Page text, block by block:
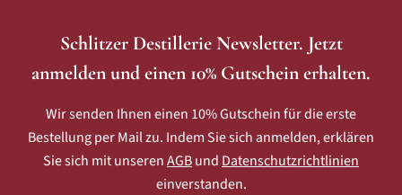
Schlitzer Destillerie Newsletter. Jetzt
anmelden und einen 10% Gutschein erhalten.
Wir senden Ihnen einen 10% Gutschein für die erste
Bestellung per Mail zu. Indem Sie sich anmelden, erklären
Sie sich mit unserenAGBund Datenschutzrichtlinien
einverstanden.